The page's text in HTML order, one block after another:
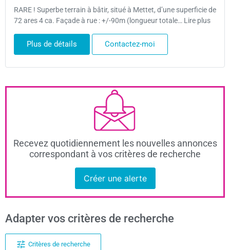
RARE ! Superbe terrain à bâtir, situé à Mettet, d’une superficie de
72 ares 4 ca. Façade à rue : +/-90m (longueur totale… Lire plus
Plus de détails Contactez-moi
Recevez quotidiennement les nouvelles annonces
correspondant à vos critères de recherche
Créer une alerte
Adapter vos critères de recherche
Critères de recherche